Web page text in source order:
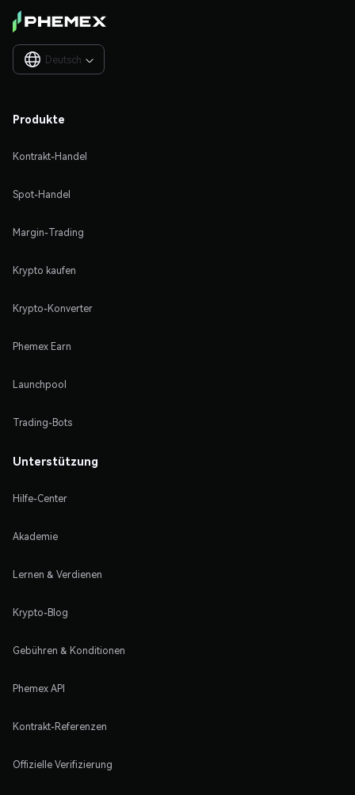
Deutsch 
Produkte
Kontrakt-Handel
Spot-Handel
Margin-Trading
Krypto kaufen
Krypto-Konverter
Phemex Earn
Launchpool
Trading-Bots
Unterstützung
Hilfe-Center
Akademie
Lernen & Verdienen
Krypto-Blog
Gebühren & Konditionen
Phemex API
Kontrakt-Referenzen
Offizielle Verifizierung